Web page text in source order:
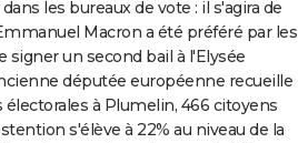
les bureaux de vote : il s'agira de
Macron a été préféré par les
signer un second bail à l'Elysée
députée européenne recueille
à Plumelin, 466 citoyens
s'élève à 22% au niveau de la